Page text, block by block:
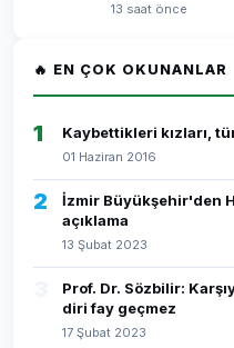
13 saat önce
🔥 EN ÇOK OKUNANLAR
1 Kaybettikleri kızları,
01 Haziran 2016
2
İzmir Büyükşehir'den
açıklama
13 Şubat 2023
Prof. Dr. Sözbilir:
diri fay geçmez
17 Şubat 2023